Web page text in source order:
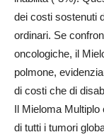
dei costi sostenuti
ordinari. Se
oncologiche, il
polmone,
di costi che di
Il Mieloma Multiplo
di tutti i tumori